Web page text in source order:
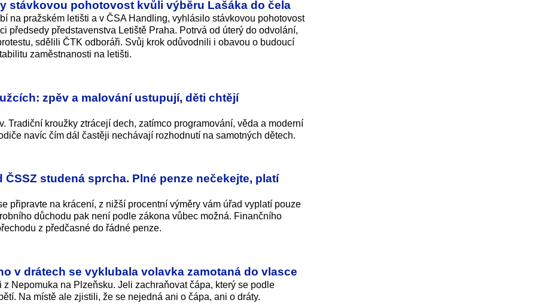
stávkovou pohotovost kvůli výběru Lašáka do čela
na pražském letišti a v ČSA Handling, vyhlásilo stávkovou pohotovost
předsedy představenstva Letiště Praha. Potrvá od úterý do odvolání,
sdělili ČTK odboráři. Svůj krok odůvodnili i obavou o budoucí
zaměstnanosti na letišti.
zpěv a malování ustupují, děti chtějí
Tradiční kroužky ztrácejí dech, zatímco programování, věda a moderní
navíc čím dál častěji nechávají rozhodnutí na samotných dětech.
studená sprcha. Plné penze nečekejte, platí
připravte na krácení, z nižší procentní výměry vám úřad vyplatí pouze
důchodu pak není podle zákona vůbec možná. Finančního
z předčasné do řádné penze.
v drátech se vyklubala volavka zamotaná do vlasce
Nepomuka na Plzeňsku. Jeli zachraňovat čápa, který se podle
Na místě ale zjistili, že se nejedná ani o čápa, ani o dráty.